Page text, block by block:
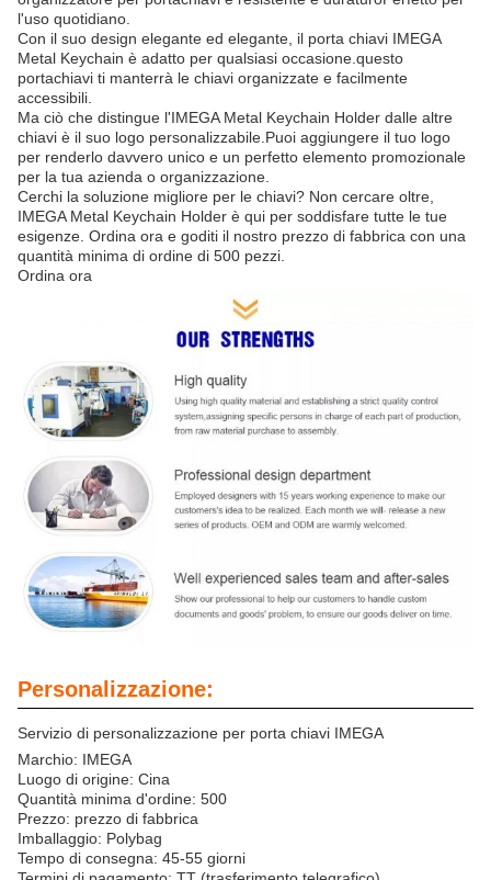
l'uso quotidiano.
Con il suo design elegante ed elegante, il porta chiavi IMEGA
Metal Keychain è adatto per qualsiasi occasione.questo
portachiavi ti manterrà le chiavi organizzate e facilmente
accessibili.
Ma ciò che distingue l'IMEGA Metal Keychain Holder dalle altre
chiavi è il suo logo personalizzabile.Puoi aggiungere il tuo logo
per renderlo davvero unico e un perfetto elemento promozionale
per la tua azienda o organizzazione.
Cerchi la soluzione migliore per le chiavi? Non cercare oltre,
IMEGA Metal Keychain Holder è qui per soddisfare tutte le tue
esigenze. Ordina ora e goditi il nostro prezzo di fabbrica con una
quantità minima di ordine di 500 pezzi.
Ordina ora
Personalizzazione:
Servizio di personalizzazione per porta chiavi IMEGA
Marchio: IMEGA
Luogo di origine: Cina
Quantità minima d'ordine: 500
Prezzo: prezzo di fabbrica
Imballaggio: Polybag
Tempo di consegna: 45-55 giorni